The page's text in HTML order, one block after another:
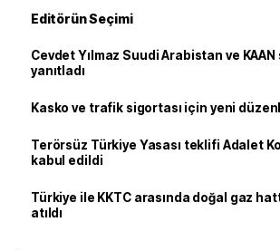
Editörün Seçimi
Cevdet Yılmaz Suudi Arabistan ve
yanıtladı
Kasko ve trafik sigortası için yeni
Terörsüz Türkiye Yasası teklifi Adalet
kabul edildi
Türkiye ile KKTC arasında doğal gaz
atıldı